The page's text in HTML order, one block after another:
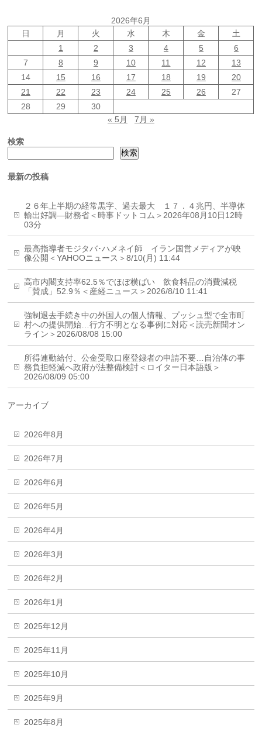
2026年6月
日
月 火 水 木 金
土
1
2 3 4 5
6
7
8 9 10 11 12
13
14
15 16 17 18 19
20
21
22 23 24 25 26
27
28
29
30
« 5月
7月 »
検索
検索
最新の投稿
２６年上半期の経常黒字、過去最大 １７．４兆円、半導体
輸出好調―財務省＜時事ドットコム＞2026年08月10日12時
03分
最高指導者モジタバ･ハメネイ師 イラン国営メディアが映
像公開＜YAHOOニュース＞8/10(月) 11:44
高市内閣支持率62.5％でほぼ横ばい 飲食料品の消費減税
「賛成」52.9％＜産経ニュース＞2026/8/10 11:41
強制退去手続き中の外国人の個人情報、プッシュ型で全市町
村への提供開始…行方不明となる事例に対応＜読売新聞オン
ライン＞2026/08/08 15:00
所得連動給付、公金受取口座登録者の申請不要…自治体の事
務負担軽減へ政府が法整備検討＜ロイター日本語版＞
2026/08/09 05:00
アーカイブ
2026年8月
2026年7月
2026年6月
2026年5月
2026年4月
2026年3月
2026年2月
2026年1月
2025年12月
2025年11月
2025年10月
2025年9月
2025年8月